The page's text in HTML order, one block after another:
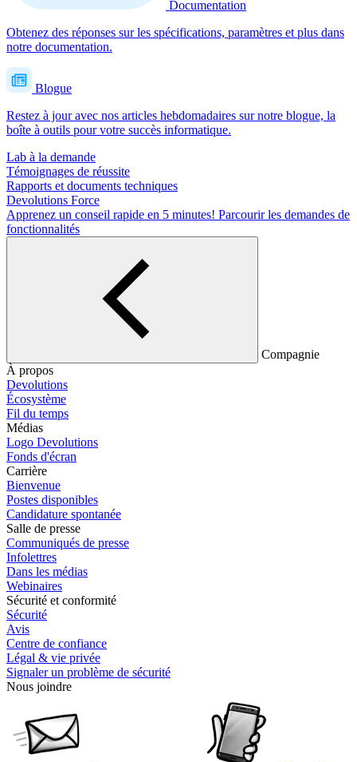
Documentation
Obtenez des réponses sur les spécifications, paramètres et plus dans
notre documentation.
Blogue
Restez à jour avec nos articles hebdomadaires sur notre blogue, la
boîte à outils pour votre succès informatique.
Lab à la demande
Témoignages de réussite
Rapports et documents techniques
Devolutions Force
Apprenez un conseil rapide en 5 minutes! Parcourir les demandes de
fonctionnalités
Compagnie
À propos
Devolutions
Écosystème
Fil du temps
Médias
Logo Devolutions
Fonds d'écran
Carrière
Bienvenue
Postes disponibles
Candidature spontanée
Salle de presse
Communiqués de presse
Infolettres
Dans les médias
Webinaires
Sécurité et conformité
Sécurité
Avis
Centre de confiance
Légal & vie privée
Signaler un problème de sécurité
Nous joindre